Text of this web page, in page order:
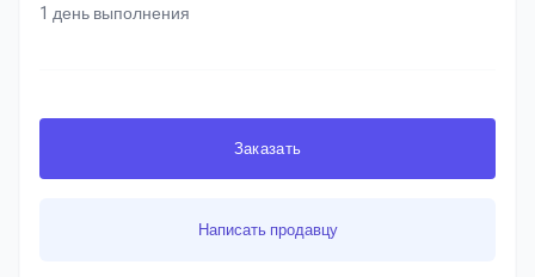
1 день выполнения
Заказать
Написать продавцу